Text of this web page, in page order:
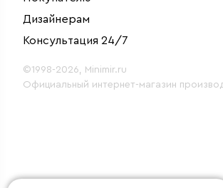
Дизайнерам
Консультация 24/7
©1998-2026, Minimir.ru
Официальный интернет-магазин